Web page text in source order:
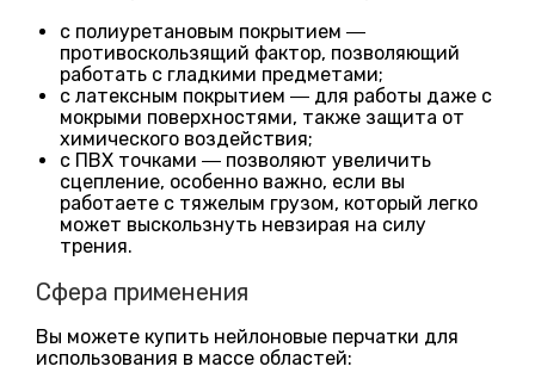
с полиуретановым покрытием ―
противоскользящий фактор, позволяющий
работать с гладкими предметами;
с латексным покрытием ― для работы даже с
мокрыми поверхностями, также защита от
химического воздействия;
с ПВХ точками ― позволяют увеличить
сцепление, особенно важно, если вы
работаете с тяжелым грузом, который легко
может выскользнуть невзирая на силу
трения.
Сфера применения
Вы можете купить нейлоновые перчатки для
использования в массе областей: